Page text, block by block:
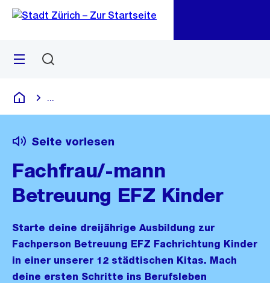
Navigation
Sprunglink
Menü
Deutsch
Seite vorlesen
Fachfrau/-mann
Betreuung EFZ Kinder
Starte deine dreijährige Ausbildung zur
Fachperson Betreuung EFZ Fachrichtung Kinder
in einer unserer 12 städtischen Kitas. Mach
deine ersten Schritte ins Berufsleben